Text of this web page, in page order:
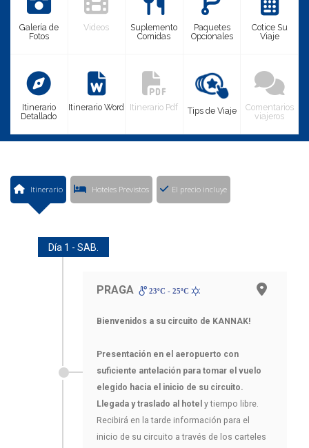
Galería de
Fotos
Videos
Suplemento
Comidas
Paquetes
Opcionales
Cotice Su
Viaje
Itinerario
Detallado
Itinerario Word Itinerario Pdf Tips de Viaje
Comentarios
viajeros
Itinerario Hoteles Previstos El precio incluye
Día 1 - SAB.
PRAGA 23ºC - 25ºC
Bienvenidos a su circuito de KANNAK!
Presentación en el aeropuerto con
suficiente antelación para tomar el vuelo
elegido hacia el inicio de su circuito.
Llegada y traslado al hotel y tiempo libre.
Recibirá en la tarde información para el
inicio de su circuito a través de los carteles